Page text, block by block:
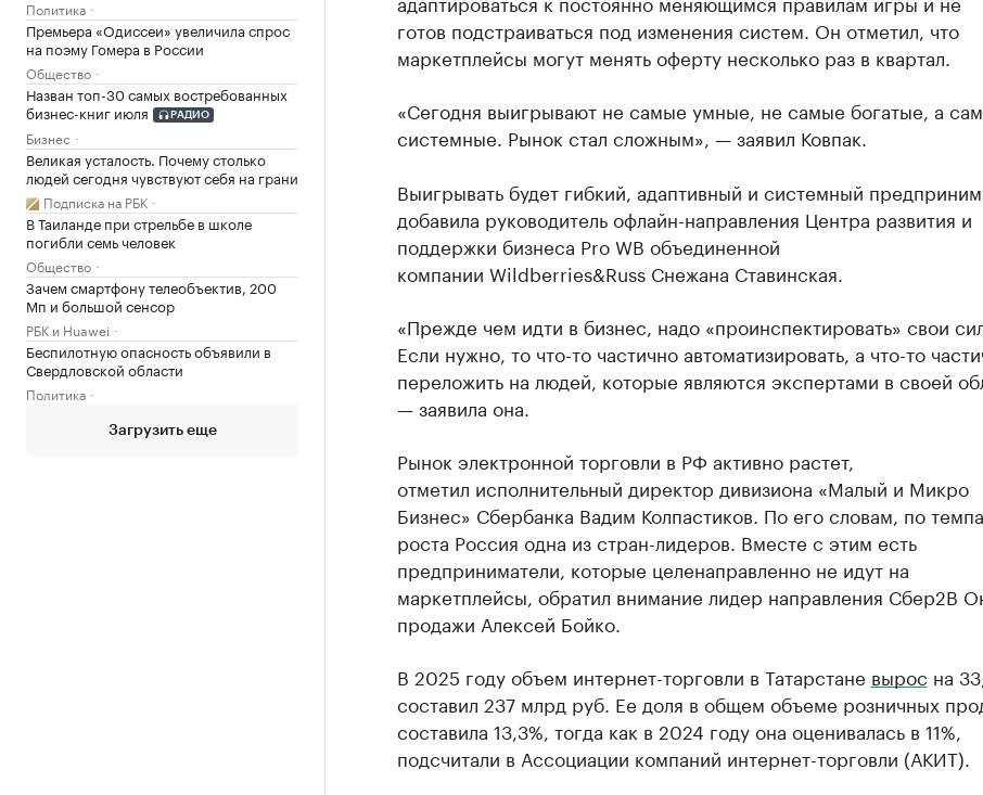
Политика
Премьера «Одиссеи» увеличила спрос
на поэму Гомера в России
Общество
Назван топ-30 самых востребованных
бизнес-книг июля
РАДИО
Бизнес
Великая усталость. Почему столько
людей сегодня чувствуют себя на грани
Подписка на РБК
В Таиланде при стрельбе в школе
погибли семь человек
Общество
Зачем смартфону телеобъектив, 200
Мп и большой сенсор
РБК и Huawei
Беспилотную опасность объявили в
Свердловской области
Политика
Загрузить еще
готов подстраиваться под изменения систем. Он отметил, что
маркетплейсы могут менять оферту несколько раз в квартал.
«Сегодня выигрывают не самые умные, не самые богатые, а
системные. Рынок стал сложным», — заявил Ковпак.
Выигрывать будет гибкий, адаптивный и системный
добавила руководитель офлайн-направления Центра развития и
поддержки бизнеса Pro WB объединенной
компании Wildberries&Russ Снежана Ставинская.
«Прежде чем идти в бизнес, надо «проинспектировать» свои
Если нужно, то что-то частично автоматизировать, а что-то
переложить на людей, которые являются экспертами в своей
— заявила она.
Рынок электронной торговли в РФ активно растет,
отметил исполнительный директор дивизиона «Малый и Микро
Бизнес» Сбербанка Вадим Колпастиков. По его словам, по
роста Россия одна из стран-лидеров. Вместе с этим есть
предприниматели, которые целенаправленно не идут на
маркетплейсы, обратил внимание лидер направления Сбер2B
продажи Алексей Бойко.
В 2025 году объем интернет-торговли в Татарстане вырос на
составил 237 млрд руб. Ее доля в общем объеме розничных
составила 13,3%, тогда как в 2024 году она оценивалась в 11%,
подсчитали в Ассоциации компаний интернет-торговли (АКИТ).